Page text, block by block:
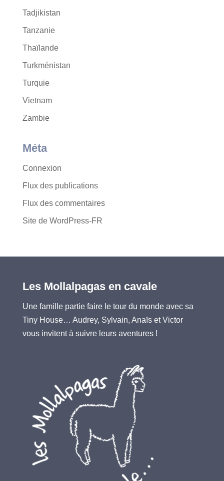
Tadjikistan
Tanzanie
Thaïlande
Turkménistan
Turquie
Vietnam
Zambie
Méta
Connexion
Flux des publications
Flux des commentaires
Site de WordPress-FR
Les Mollalpagas en cavale
Une famille partie faire le tour du monde avec sa
Tiny House… Audrey, Sylvain, Anaïs et Victor
vous invitent à suivre leurs aventures !